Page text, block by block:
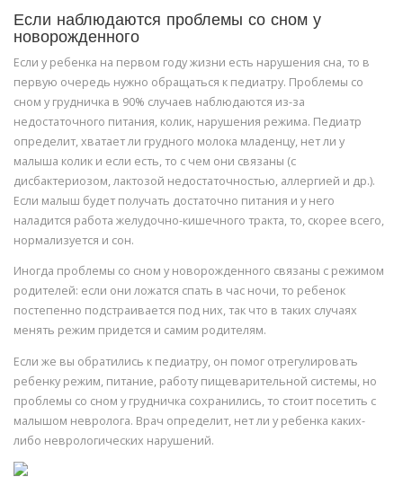
Если наблюдаются проблемы со сном у
новорожденного
Если у ребенка на первом году жизни есть нарушения сна, то в
первую очередь нужно обращаться к педиатру. Проблемы со
сном у грудничка в 90% случаев наблюдаются из-за
недостаточного питания, колик, нарушения режима. Педиатр
определит, хватает ли грудного молока младенцу, нет ли у
малыша колик и если есть, то с чем они связаны (с
дисбактериозом, лактозой недостаточностью, аллергией и др.).
Если малыш будет получать достаточно питания и у него
наладится работа желудочно-кишечного тракта, то, скорее всего,
нормализуется и сон.
Иногда проблемы со сном у новорожденного связаны с режимом
родителей: если они ложатся спать в час ночи, то ребенок
постепенно подстраивается под них, так что в таких случаях
менять режим придется и самим родителям.
Если же вы обратились к педиатру, он помог отрегулировать
ребенку режим, питание, работу пищеварительной системы, но
проблемы со сном у грудничка сохранились, то стоит посетить с
малышом невролога. Врач определит, нет ли у ребенка каких-
либо неврологических нарушений.